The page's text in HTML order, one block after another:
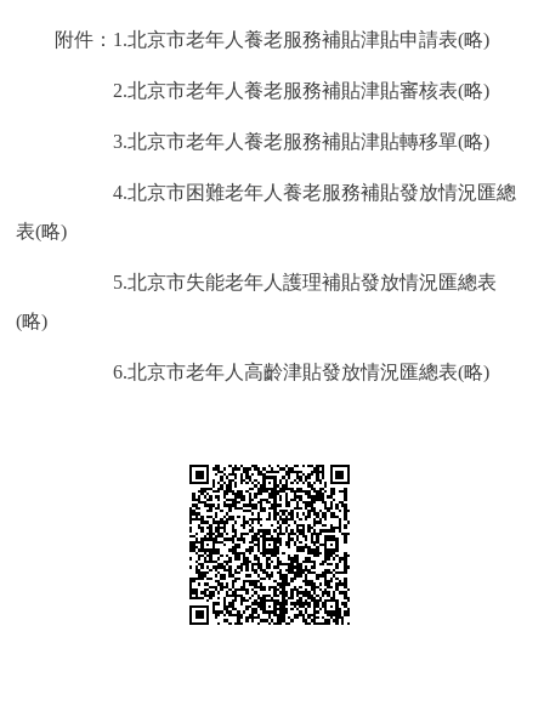
附件：1.北京市老年人養老服務補貼津貼申請表(略)
2.北京市老年人養老服務補貼津貼審核表(略)
3.北京市老年人養老服務補貼津貼轉移單(略)
4.北京市困難老年人養老服務補貼發放情況匯總
表(略)
5.北京市失能老年人護理補貼發放情況匯總表
(略)
6.北京市老年人高齡津貼發放情況匯總表(略)